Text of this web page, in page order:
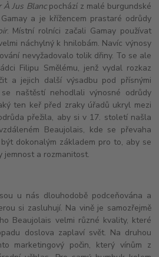
À Jus Blanc pochází z malé burgundské
a je křížencem prastaré odrůdy
. Místní rolníci začali Gamay používat
náchylný k hnilobám. Navíc výnosy
nevyžadovalo tolik dřiny. To se ale
Filipu Smělému, jenž vydal rozkaz
a jejich další výsadbu pod přísnými
naštěstí nehodlali výnosné odrůdy
ten keř před zraky úřadů ukryl mezi
přežila, aby si v 17. století našla
Beaujolais, kde se převaha
dokonalým základem pro to, aby se
jemnost a rozmanitost.
u nás dlouhodobě podceňována a
si zasluhují. Na vině je samozřejmě
Beaujolais velmi různé kvality, které
doslova zaplaví svět. Na druhou
marketingový počin, který vínům z